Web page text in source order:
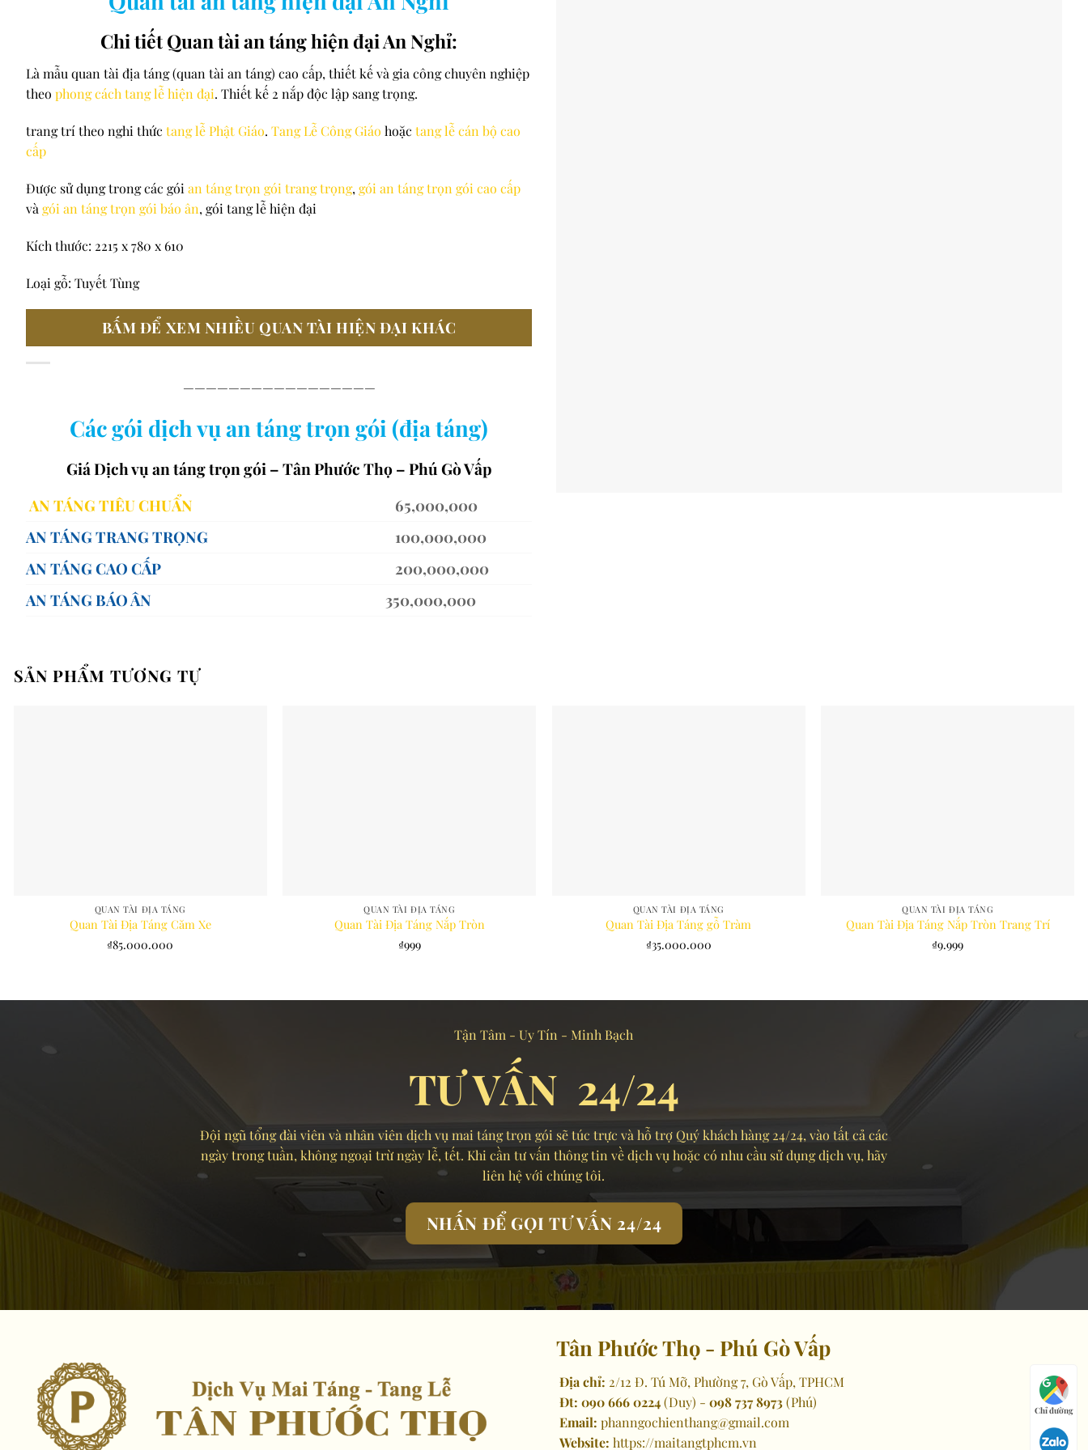
Chi tiết Quan tài an táng hiện đại An Nghỉ:
Là mẫu quan tài địa táng (quan tài an táng) cao cấp, thiết kế và gia công chuyên nghiệp
theo phong cách tang lễ hiện đại. Thiết kế 2 nắp độc lập sang trọng.
trang trí theo nghi thức tang lễ Phật Giáo. Tang Lễ Công Giáo hoặc tang lễ cán bộ cao
cấp
Được sử dụng trong các gói an táng trọn gói trang trọng, gói an táng trọn gói cao cấp
và gói an táng trọn gói báo ân, gói tang lễ hiện đại
Kích thước: 2215 x 780 x 610
Loại gỗ: Tuyết Tùng
BẤM ĐỂ XEM NHIỀU QUAN TÀI HIỆN ĐẠI KHÁC
—————————————————
Các gói dịch vụ an táng trọn gói (địa táng)
Giá Dịch vụ an táng trọn gói – Tân Phước Thọ – Phú Gò Vấp
AN TÁNG TIÊU CHUẨN
65,000,000
AN TÁNG TRANG TRỌNG
100,000,000
AN TÁNG CAO CẤP
200,000,000
AN TÁNG BÁO ÂN
350,000,000
SẢN PHẨM TƯƠNG TỰ
QUAN TÀI ĐỊA TÁNG
Quan Tài Địa Táng Căm Xe
₫85.000.000
QUAN TÀI ĐỊA TÁNG
Quan Tài Địa Táng Nắp Tròn
₫999
QUAN TÀI ĐỊA TÁNG
Quan Tài Địa Táng gỗ Tràm
₫35.000.000
QUAN TÀI ĐỊA TÁNG
Quan Tài Địa Táng Nắp Tròn Trang Trí
₫9.999
Tận Tâm - Uy Tín - Minh Bạch
TƯ VẤN 24/24
Đội ngũ tổng đài viên và nhân viên dịch vụ mai táng trọn gói sẽ túc trực và hỗ trợ Quý khách hàng 24/24, vào tất cả các
ngày trong tuần, không ngoại trừ ngày lễ, tết. Khi cần tư vấn thông tin về dịch vụ hoặc có nhu cầu sử dụng dịch vụ, hãy
liên hệ với chúng tôi.
NHẤN ĐỂ GỌI TƯ VẤN 24/24
Tân Phước Thọ - Phú Gò Vấp
Địa chỉ: 2/12 Đ. Tú Mỡ, Phường 7, Gò Vấp, TPHCM
Đt: 090 666 0224(Duy) - 098 737 8973(Phú)
Email: phanngochienthang@gmail.com
Website: https://maitangtphcm.vn
Chỉ đường